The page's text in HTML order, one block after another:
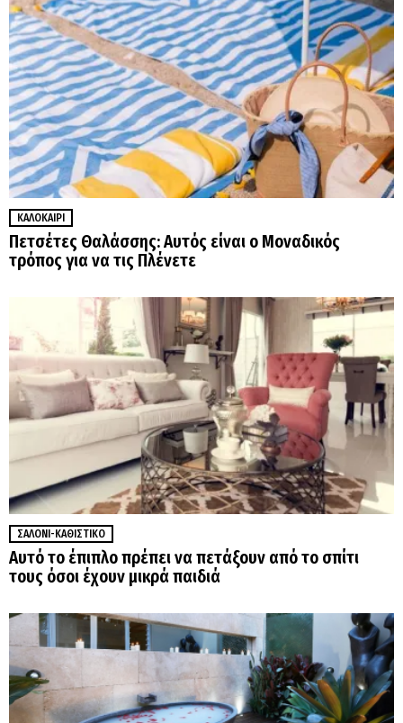
ΚΑΛΟΚΑΊΡΙ
Πετσέτες Θαλάσσης: Αυτός είναι ο Μοναδικός
τρόπος για να τις Πλένετε
ΣΑΛΌΝΙ-ΚΑΘΙΣΤΙΚΌ
Αυτό το έπιπλο πρέπει να πετάξουν από το σπίτι
τους όσοι έχουν μικρά παιδιά